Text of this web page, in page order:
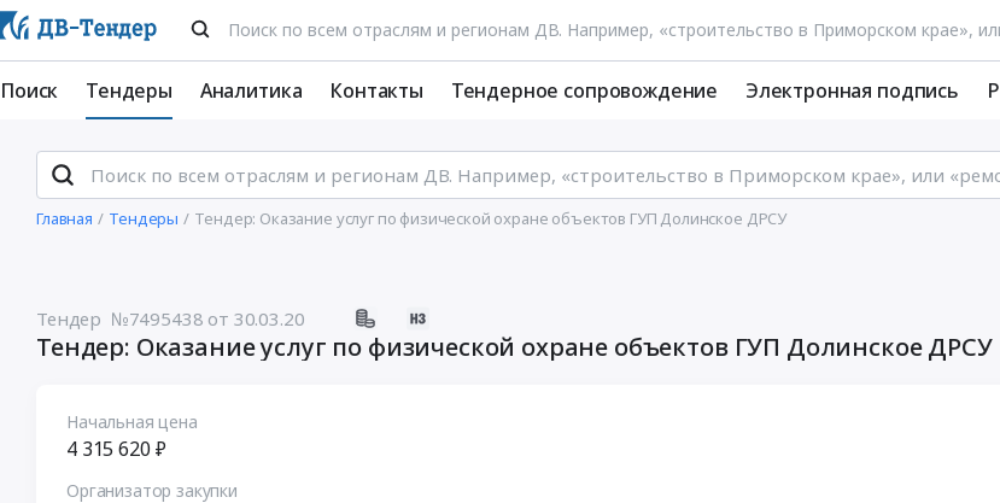
Поиск Тендеры Аналитика Контакты Тендерное сопровождение Электронная подпись
Главная Тендеры Тендер: Оказание услуг по физической охране объектов ГУП Долинское ДРСУ
Тендер №7495438 от 30.03.20
Тендер: Оказание услуг по физической охране объектов ГУП Долинское ДРСУ
Начальная цена
4 315 620 ₽
Организатор закупки